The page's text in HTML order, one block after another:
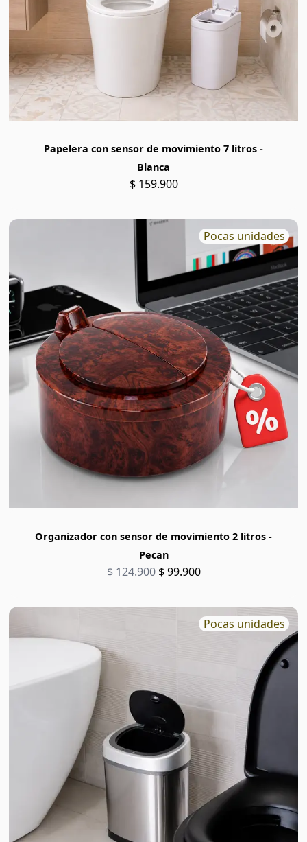
Papelera con sensor de movimiento 7 litros -
Blanca
$ 159.900
Organizador con sensor de movimiento 2 litros -
Pecan
$ 124.900 $ 99.900
Pocas unidades
Pocas unidades